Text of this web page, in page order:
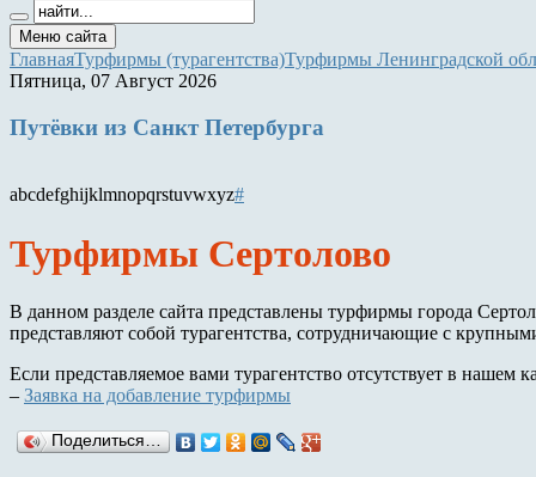
Меню сайта
ГлавнаяТурфирмы (турагентства)Турфирмы Ленинградской
Пятница, 07 Август 2026
Путёвки из Санкт Петербурга
abcdefghijklmnopqrstuvwxyz#
Турфирмы Сертолово
В данном разделе сайта представлены турфирмы города
представляют собой турагентства, сотрудничающие с
Если представляемое вами турагентство отсутствует в нашем
– Заявка на добавление турфирмы
Поделиться…